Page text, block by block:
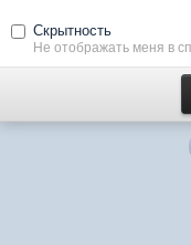
Скрытность
Не отображать меня в